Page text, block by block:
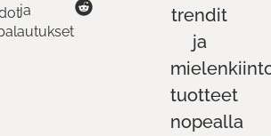
ja
trendit
ja
tuotteet
nopealla